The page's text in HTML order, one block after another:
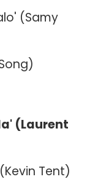
(Samy
(Laurent
Tent)